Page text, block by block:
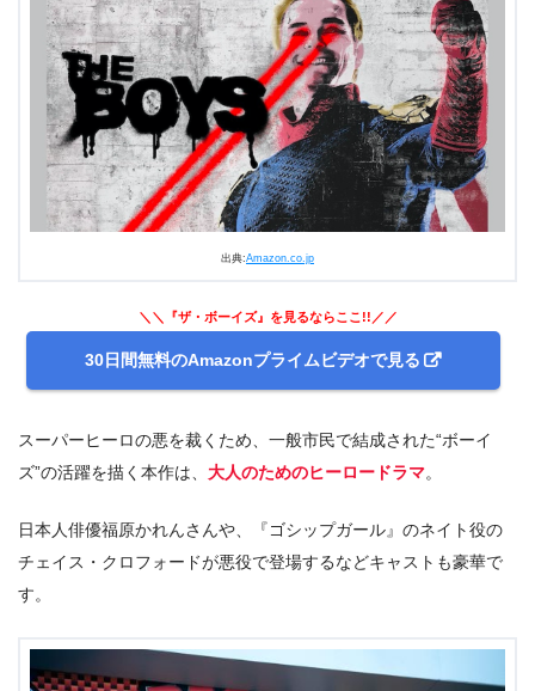
出典:Amazon.co.jp
＼＼『ザ・ボーイズ』を見るならここ!!／／
30日間無料のAmazonプライムビデオで見る
スーパーヒーロの悪を裁くため、一般市民で結成された“ボーイ
ズ”の活躍を描く本作は、 大人のためのヒーロードラマ。
日本人俳優福原かれんさんや、『ゴシップガール』のネイト役の
チェイス・クロフォードが悪役で登場するなどキャストも豪華で
す。